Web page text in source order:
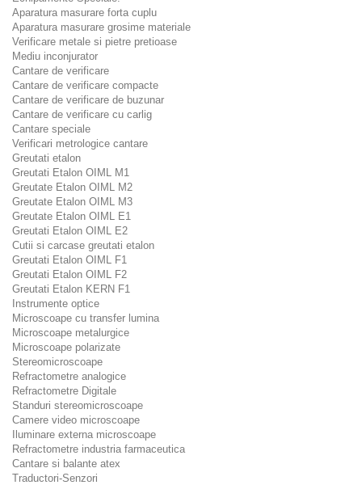
Aparatura masurare forta cuplu
Aparatura masurare grosime materiale
Verificare metale si pietre pretioase
Mediu inconjurator
Cantare de verificare
Cantare de verificare compacte
Cantare de verificare de buzunar
Cantare de verificare cu carlig
Cantare speciale
Verificari metrologice cantare
Greutati etalon
Greutati Etalon OIML M1
Greutate Etalon OIML M2
Greutate Etalon OIML M3
Greutate Etalon OIML E1
Greutati Etalon OIML E2
Cutii si carcase greutati etalon
Greutati Etalon OIML F1
Greutati Etalon OIML F2
Greutati Etalon KERN F1
Instrumente optice
Microscoape cu transfer lumina
Microscoape metalurgice
Microscoape polarizate
Stereomicroscoape
Refractometre analogice
Refractometre Digitale
Standuri stereomicroscoape
Camere video microscoape
Iluminare externa microscoape
Refractometre industria farmaceutica
Cantare si balante atex
Traductori-Senzori